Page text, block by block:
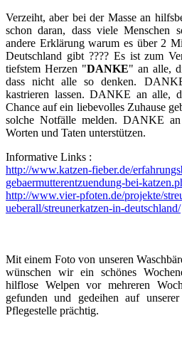
Verzeiht, aber bei der Masse an
schon daran, dass viele Menschen
andere Erklärung warum es über 2
Deutschland gibt ???? Es ist zum
tiefstem Herzen "DANKE" an alle,
dass nicht alle so denken.
kastrieren lassen. DANKE an alle,
Chance auf ein liebevolles Zuhause
solche Notfälle melden. DANKE
Worten und Taten unterstützen.
Informative Links :
http://www.katzen-fieber.de/
gebaermutterentzuendung-bei-
http://www.vier-pfoten.de/projekte/
ueberall/streunerkatzen-in-deutschland/
Mit einem Foto von unseren
wünschen wir ein schönes
hilflose Welpen vor mehreren
gefunden und gedeihen auf
Pflegestelle prächtig.